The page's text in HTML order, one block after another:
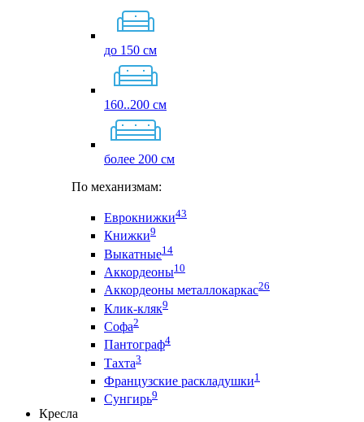
до 150 см
160..200 см
более 200 см
По механизмам:
Еврокнижки43
Книжки9
Выкатные14
Аккордеоны10
Аккордеоны металлокаркас26
Клик-кляк9
Софа2
Пантограф4
Тахта3
Французские раскладушки1
Сунгирь9
Кресла